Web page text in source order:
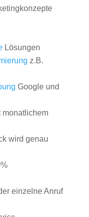
Lösungen
z.B.
Google und
monatlichem
wird genau
einzelne Anruf